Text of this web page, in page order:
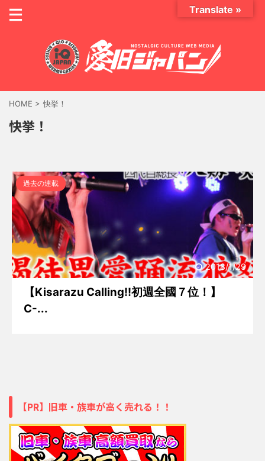
HOME > 快挙！
快挙！
2018/1/29
過去の連載
【Kisarazu Calling!!初週全國７位！】
C-...
【PR】旧車・族車が高く売れる！！
Translate »